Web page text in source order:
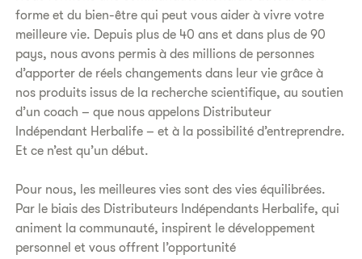
forme et du bien-être qui peut vous aider à vivre votre
meilleure vie. Depuis plus de 40 ans et dans plus de 90
pays, nous avons permis à des millions de personnes
d’apporter de réels changements dans leur vie grâce à
nos produits issus de la recherche scientifique, au soutien
d’un coach – que nous appelons Distributeur
Indépendant Herbalife – et à la possibilité d’entreprendre.
Et ce n’est qu’un début.
Pour nous, les meilleures vies sont des vies équilibrées.
Par le biais des Distributeurs Indépendants Herbalife, qui
animent la communauté, inspirent le développement
personnel et vous offrent l’opportunité